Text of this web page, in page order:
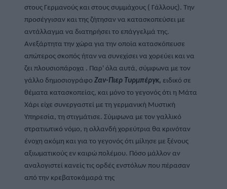
στους Γερμανούς και στους συμμάχους ( Γάλλους). Την
προσέγγισαν και της ζήτησαν να κατασκοπεύσει με
αντάλλαγμα να διατηρήσει το επάγγελμά της.
Ανεξάρτητα την χώρα για την οποία κατασκόπευσε
απώτερος σκοπός ήταν να συνεχίσει να χορεύει και να
ζει πλουσιοπάροχα . Παρ' όλα αυτά, σύμφωνα με τον
γάλλο δημοσιογράφο Ζαν-Πιερ Τυρμπέργκ, ειδικό σε
θέματα κατασκοπείας, και μόνο το γεγονός ότι η Μάτα
Χάρι είχε συνεργαστεί με τη γερμανική Μυστική
Υπηρεσία, τη στιγμάτισε. Σύμφωνα με τον γαλλικό
στρατιωτικό νόμο, η ολλανδή χορεύτρια θα κρινόταν
ένοχη ακόμη και για το γεγονός ότι μίλησε με ξένους
αξιωματικούς εν καιρώ πολέμου. Πόσο μάλλον αν
αναλογιστεί κανείς τις ορδές ενστόλων που πέρασαν
από την κρεβατοκάμαρά της